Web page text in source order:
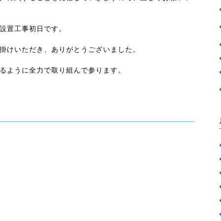
置工事初日です。
けいただき、ありがとうございました。
ように全力で取り組んで参ります。